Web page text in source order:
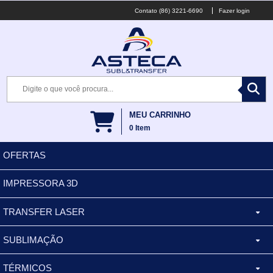
(86) 3221-6690 Fazer login
MEU CARRINHO
0 Item
OFERTAS
IMPRESSORA 3D
TRANSFER LASER
CANECA ALUMINIO
BALDES
SUBLIMAÇÃO
XÍCARA
TÉRMICOS